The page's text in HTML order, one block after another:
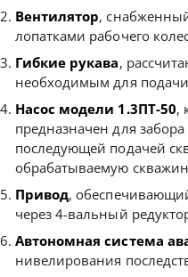
Вентилятор,
лопатками рабочего
Гибкие рукава,
необходимым для подачи
Насос модели 1.3ПТ-50,
предназначен для
последующей подачей
обрабатываемую
Привод,
через 4-вальный
Автономная система
нивелирования